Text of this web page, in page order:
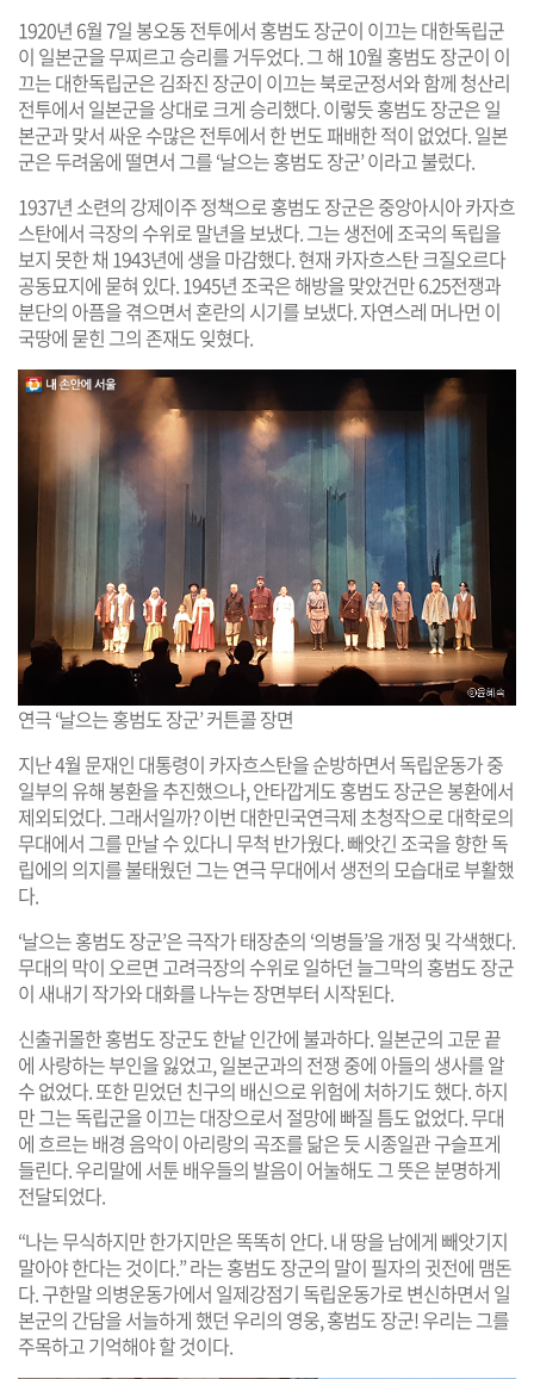
1920년 6월 7일 봉오동 전투에서 홍범도 장군이 이끄는 대한독립군
이 일본군을 무찌르고 승리를 거두었다. 그 해 10월 홍범도 장군이 이
끄는 대한독립군은 김좌진 장군이 이끄는 북로군정서와 함께 청산리
전투에서 일본군을 상대로 크게 승리했다. 이렇듯 홍범도 장군은 일
본군과 맞서 싸운 수많은 전투에서 한 번도 패배한 적이 없었다. 일본
군은 두려움에 떨면서 그를 ‘날으는 홍범도 장군’ 이라고 불렀다.
1937년 소련의 강제이주 정책으로 홍범도 장군은 중앙아시아 카자흐
스탄에서 극장의 수위로 말년을 보냈다. 그는 생전에 조국의 독립을
보지 못한 채 1943년에 생을 마감했다. 현재 카자흐스탄 크질오르다
공동묘지에 묻혀 있다. 1945년 조국은 해방을 맞았건만 6.25전쟁과
분단의 아픔을 겪으면서 혼란의 시기를 보냈다. 자연스레 머나먼 이
국땅에 묻힌 그의 존재도 잊혔다.
연극 ‘날으는 홍범도 장군’ 커튼콜 장면
지난 4월 문재인 대통령이 카자흐스탄을 순방하면서 독립운동가 중
일부의 유해 봉환을 추진했으나, 안타깝게도 홍범도 장군은 봉환에서
제외되었다. 그래서일까? 이번 대한민국연극제 초청작으로 대학로의
무대에서 그를 만날 수 있다니 무척 반가웠다. 빼앗긴 조국을 향한 독
립에의 의지를 불태웠던 그는 연극 무대에서 생전의 모습대로 부활했
다.
‘날으는 홍범도 장군’은 극작가 태장춘의 ‘의병들’을 개정 및 각색했다.
무대의 막이 오르면 고려극장의 수위로 일하던 늘그막의 홍범도 장군
이 새내기 작가와 대화를 나누는 장면부터 시작된다.
신출귀몰한 홍범도 장군도 한낱 인간에 불과하다. 일본군의 고문 끝
에 사랑하는 부인을 잃었고, 일본군과의 전쟁 중에 아들의 생사를 알
수 없었다. 또한 믿었던 친구의 배신으로 위험에 처하기도 했다. 하지
만 그는 독립군을 이끄는 대장으로서 절망에 빠질 틈도 없었다. 무대
에 흐르는 배경 음악이 아리랑의 곡조를 닮은 듯 시종일관 구슬프게
들린다. 우리말에 서툰 배우들의 발음이 어눌해도 그 뜻은 분명하게
전달되었다.
“나는 무식하지만 한가지만은 똑똑히 안다. 내 땅을 남에게 빼앗기지
말아야 한다는 것이다.” 라는 홍범도 장군의 말이 필자의 귓전에 맴돈
다. 구한말 의병운동가에서 일제강점기 독립운동가로 변신하면서 일
본군의 간담을 서늘하게 했던 우리의 영웅, 홍범도 장군! 우리는 그를
주목하고 기억해야 할 것이다.